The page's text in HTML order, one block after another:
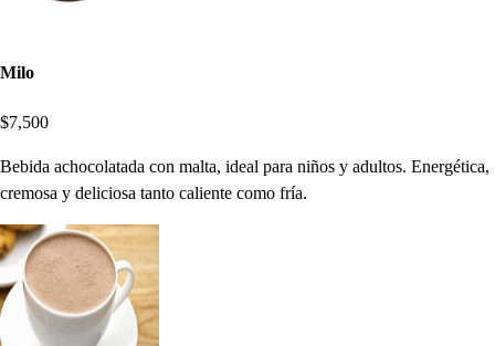
Milo
$7,500
Bebida achocolatada con malta, ideal para niños y adultos. Energética,
cremosa y deliciosa tanto caliente como fría.